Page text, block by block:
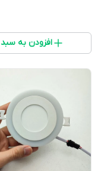
افزودن به سبد